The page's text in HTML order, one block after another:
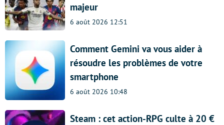
majeur
6 août 2026 12:51
Comment Gemini va vous aider à
résoudre les problèmes de votre
smartphone
6 août 2026 10:48
Steam : cet action-RPG culte à 20 €